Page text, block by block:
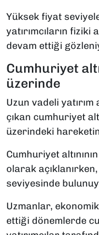
Yüksek fiyat
yatırımcıların fiziki
devam ettiği
Cumhuriyet
üzerinde
Uzun vadeli
çıkan cumhuriyet
üzerindeki
Cumhuriyet
olarak
seviyesinde
Uzmanlar,
ettiği dönemlerde